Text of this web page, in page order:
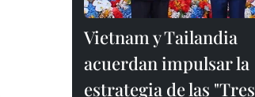
Vietnam y Tailandia
acuerdan impulsar la
estrategia de las "Tres